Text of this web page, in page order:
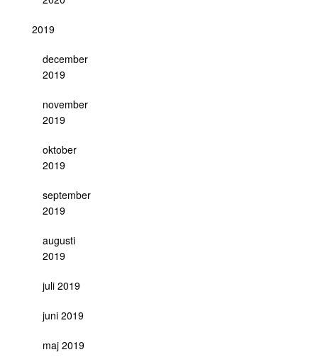
2019
december
2019
november
2019
oktober
2019
september
2019
augusti
2019
juli 2019
juni 2019
maj 2019